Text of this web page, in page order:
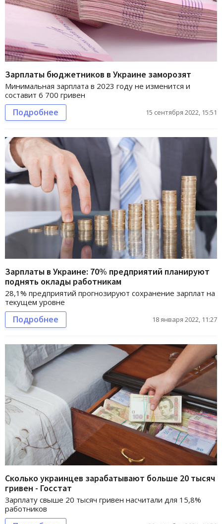
Зарплаты бюджетников в Украине заморозят
Минимальная зарплата в 2023 году не изменится и
составит 6 700 гривен
Подробнее 15 сентября 2022, 15:51
Зарплаты в Украине: 70% предприятий планируют
поднять оклады работникам
28,1% предприятий прогнозируют сохранение зарплат на
текущем уровне
Подробнее 18 января 2022, 11:27
Сколько украинцев зарабатывают больше 20 тысяч
гривен - Госстат
Зарплату свыше 20 тысяч гривен насчитали для 15,8%
работников